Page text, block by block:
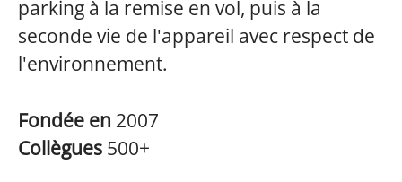
parking à la remise en vol, puis à la
seconde vie de l'appareil avec respect de
l'environnement.
Fondée en 2007
Collègues 500+